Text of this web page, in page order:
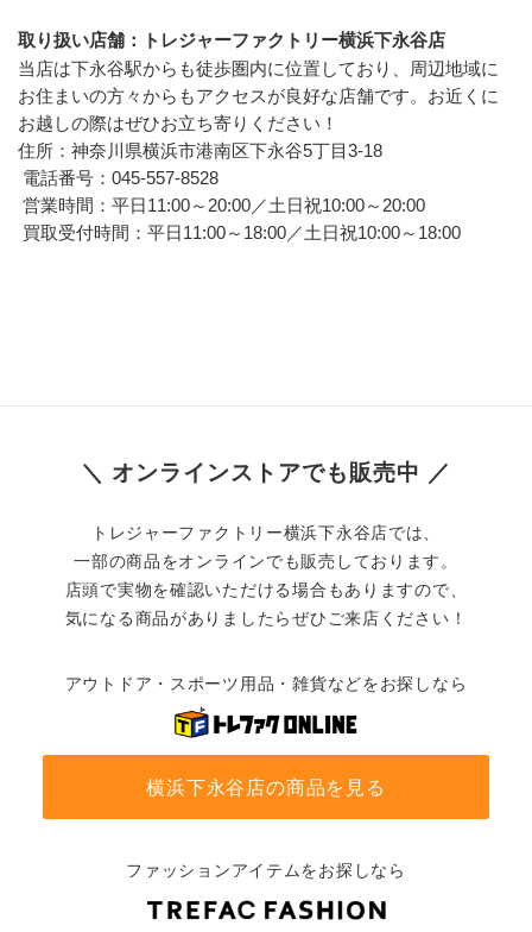
取り扱い店舗：トレジャーファクトリー横浜下永谷店
当店は下永谷駅からも徒歩圏内に位置しており、周辺地域に
お住まいの方々からもアクセスが良好な店舗です。お近くに
お越しの際はぜひお立ち寄りください！
住所：神奈川県横浜市港南区下永谷5丁目3-18
電話番号：045-557-8528
営業時間：平日11:00～20:00／土日祝10:00～20:00
買取受付時間：平日11:00～18:00／土日祝10:00～18:00
＼ オンラインストアでも販売中 ／
トレジャーファクトリー横浜下永谷店では、
一部の商品をオンラインでも販売しております。
店頭で実物を確認いただける場合もありますので、
気になる商品がありましたらぜひご来店ください！
アウトドア・スポーツ用品・雑貨などをお探しなら
横浜下永谷店の商品を見る
ファッションアイテムをお探しなら